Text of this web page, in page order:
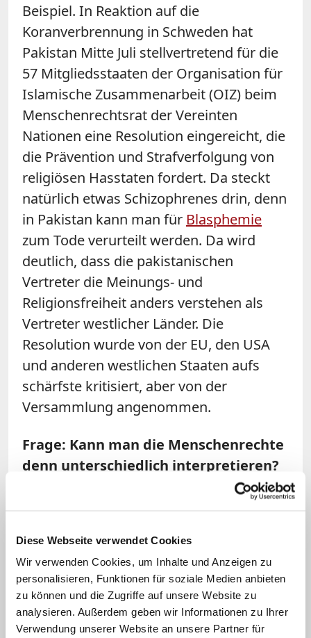
Diese Webseite verwendet Cookies
Wir verwenden Cookies, um Inhalte und Anzeigen zu
personalisieren, Funktionen für soziale Medien anbieten
zu können und die Zugriffe auf unsere Website zu
analysieren. Außerdem geben wir Informationen zu Ihrer
Verwendung unserer Website an unsere Partner für
Beispiel. In Reaktion auf die
Koranverbrennung in Schweden hat
Pakistan Mitte Juli stellvertretend für die
57 Mitgliedsstaaten der Organisation für
Islamische Zusammenarbeit (OIZ) beim
Menschenrechtsrat der Vereinten
Nationen eine Resolution eingereicht, die
die Prävention und Strafverfolgung von
religiösen Hasstaten fordert. Da steckt
natürlich etwas Schizophrenes drin, denn
in Pakistan kann man für Blasphemie
zum Tode verurteilt werden. Da wird
deutlich, dass die pakistanischen
Vertreter die Meinungs- und
Religionsfreiheit anders verstehen als
Vertreter westlicher Länder. Die
Resolution wurde von der EU, den USA
und anderen westlichen Staaten aufs
schärfste kritisiert, aber von der
Versammlung angenommen.
Frage: Kann man die Menschenrechte
denn unterschiedlich interpretieren?
mit dem Kolonialismus. Abweichende
Menschenrechtsbegriffe finden wir
derzeit aber fast überall. Salwan Momika,
der in Schweden den Koran verbrannt
hat, ordnet sich zum Beispiel der